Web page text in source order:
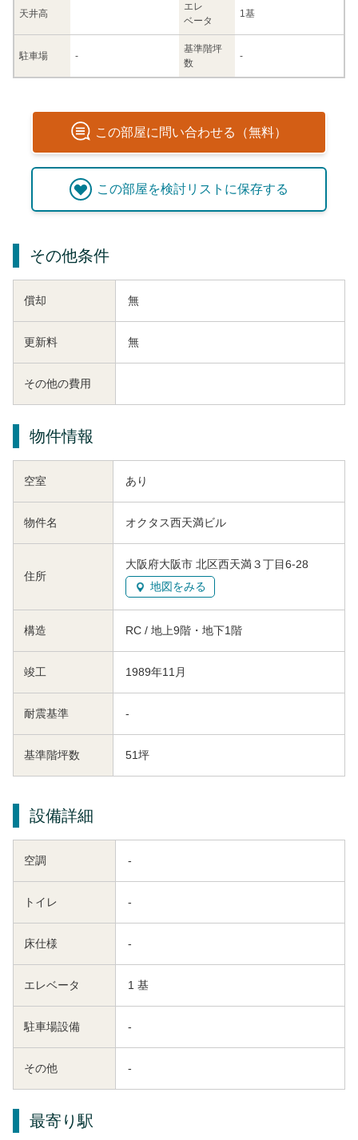
天井高
エレ
ベータ
1基
駐車場 -
基準階坪
数
-
この部屋に問い合わせる（無料）
この部屋を検討リストに保存する
その他条件
償却 無
更新料 無
その他の費用
物件情報
空室 あり
物件名 オクタス西天満ビル
住所
大阪府大阪市 北区西天満３丁目6-28
地図をみる
構造 RC / 地上9階・地下1階
竣工 1989年11月
耐震基準 -
基準階坪数 51坪
設備詳細
空調 -
トイレ -
床仕様 -
エレベータ 1 基
駐車場設備 -
その他 -
最寄り駅